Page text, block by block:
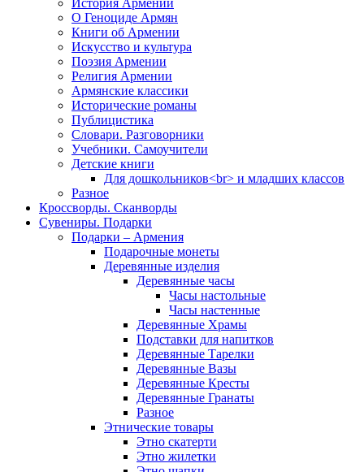
История Армении
О Геноциде Армян
Книги об Армении
Иcкусство и культура
Поэзия Армении
Религия Армении
Армянские классики
Исторические романы
Публицистика
Словари. Разговорники
Учебники. Самоучители
Детские книги
Для дошкольников<br> и младших классов
Разное
Кроссворды. Сканворды
Сувениры. Подарки
Подарки – Армения
Подарочные монеты
Деревянные изделия
Деревянные часы
Часы настольные
Часы настенные
Деревянные Храмы
Подставки для напитков
Деревянные Тарелки
Деревянные Вазы
Деревянные Кресты
Деревянные Гранаты
Разное
Этнические товары
Этно скатерти
Этно жилетки